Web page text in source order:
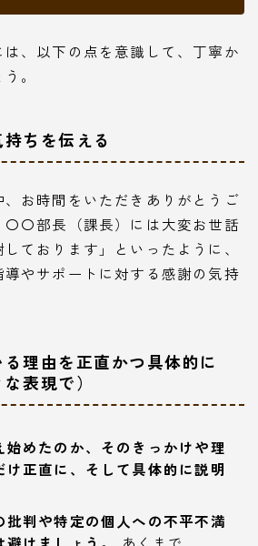
、以下の点を意識して、丁寧か
。
ちを伝える
、お時間をいただきありがとうご
〇部長（課長）には大変お世話
ております」といったように、
導やサポートに対する感謝の気持
理由を正直かつ具体的に
表現で）
始めたのか、そのきっかけや理
け正直に、そして具体的に説明
批判や特定の個人への不平不満